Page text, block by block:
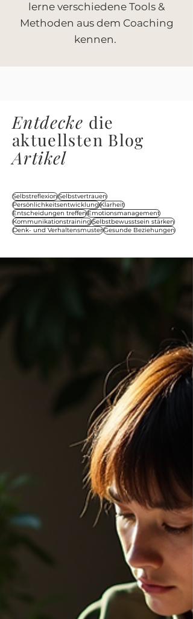
lerne verschiedene Tools &
Methoden aus dem Coaching
kennen.
Entdecke die
aktuellsten Blog
Artikel
SelbstreflexionSelbstvertrauen
PersönlichkeitsentwicklungKlarheit
Entscheidungen treffenEmotionsmanagement
KommunikationstrainingSelbstbewusstsein stärken
Denk- und VerhaltensmusterGesunde Beziehungen